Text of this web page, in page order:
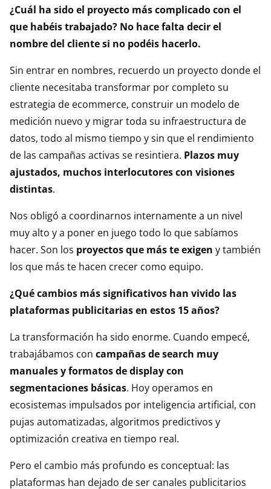
¿Cuál ha sido el proyecto más complicado con el
que habéis trabajado? No hace falta decir el
nombre del cliente si no podéis hacerlo.
Sin entrar en nombres, recuerdo un proyecto donde el
cliente necesitaba transformar por completo su
estrategia de ecommerce, construir un modelo de
medición nuevo y migrar toda su infraestructura de
datos, todo al mismo tiempo y sin que el rendimiento
de las campañas activas se resintiera. Plazos muy
ajustados, muchos interlocutores con visiones
distintas.
Nos obligó a coordinarnos internamente a un nivel
muy alto y a poner en juego todo lo que sabíamos
hacer. Son los proyectos que más te exigen y también
los que más te hacen crecer como equipo.
¿Qué cambios más significativos han vivido las
plataformas publicitarias en estos 15 años?
La transformación ha sido enorme. Cuando empecé,
trabajábamos con campañas de search muy
manuales y formatos de display con
segmentaciones básicas. Hoy operamos en
ecosistemas impulsados por inteligencia artificial, con
pujas automatizadas, algoritmos predictivos y
optimización creativa en tiempo real.
Pero el cambio más profundo es conceptual: las
plataformas han dejado de ser canales publicitarios